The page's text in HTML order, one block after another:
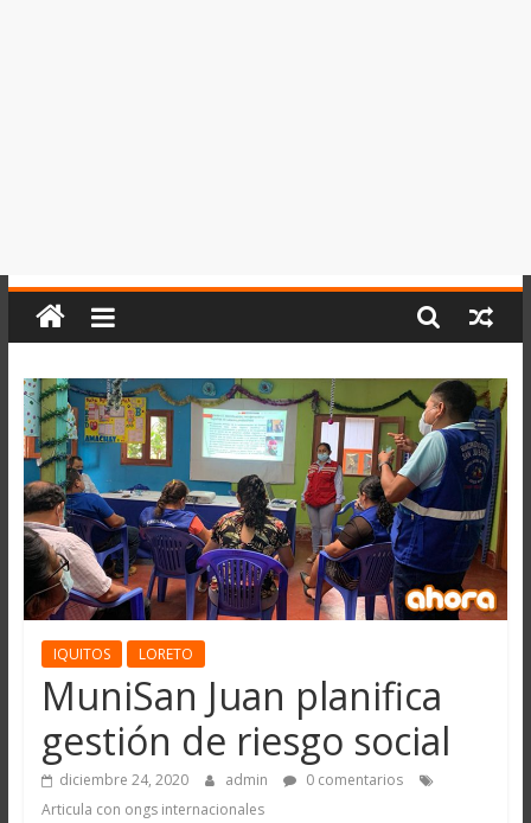
IQUITOS LORETO
MuniSan Juan planifica
gestión de riesgo social
diciembre 24, 2020 admin
0 comentarios
Articula con ongs internacionales